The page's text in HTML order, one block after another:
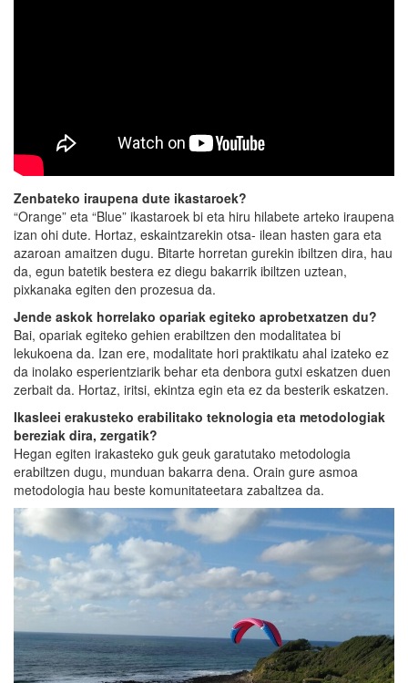
Zenbateko iraupena dute ikastaroek?
“Orange” eta “Blue” ikastaroek bi eta hiru hilabete arteko iraupena
izan ohi dute. Hortaz, eskaintzarekin otsa- ilean hasten gara eta
azaroan amaitzen dugu. Bitarte horretan gurekin ibiltzen dira, hau
da, egun batetik bestera ez diegu bakarrik ibiltzen uztean,
pixkanaka egiten den prozesua da.
Jende askok horrelako opariak egiteko aprobetxatzen du?
Bai, opariak egiteko gehien erabiltzen den modalitatea bi
lekukoena da. Izan ere, modalitate hori praktikatu ahal izateko ez
da inolako esperientziarik behar eta denbora gutxi eskatzen duen
zerbait da. Hortaz, iritsi, ekintza egin eta ez da besterik eskatzen.
Ikasleei erakusteko erabilitako teknologia eta metodologiak
bereziak dira, zergatik?
Hegan egiten irakasteko guk geuk garatutako metodologia
erabiltzen dugu, munduan bakarra dena. Orain gure asmoa
metodologia hau beste komunitateetara zabaltzea da.